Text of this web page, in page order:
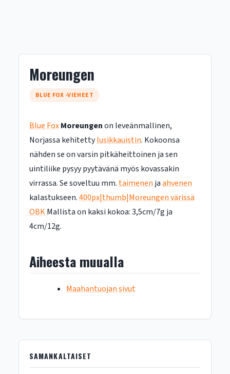
Moreungen
BLUE FOX -VIEHEET
Blue FoxMoreungenon leveänmallinen,
Norjassa kehitettylusikkauistin. Kokoonsa
nähden se on varsin pitkäheittoinen ja sen
uintiliike pysyy pyytävänä myös kovassakin
virrassa. Se soveltuu mm. taimenen jaahvenen
kalastukseen.400px|thumb|Moreungen värissä
OBKMallista on kaksi kokoa: 3,5cm/7g ja
4cm/12g.
Aiheesta muualla
Maahantuojan sivut
SAMANKALTAISET